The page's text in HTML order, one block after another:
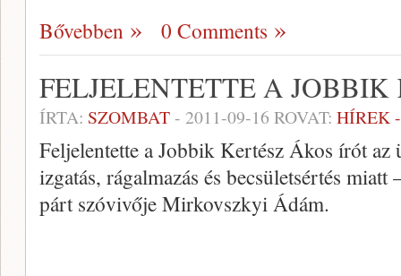
Bővebben 0 Comments
FELJELENTETTE A JOBBIK
ÍRTA: SZOMBAT- 2011-09-16 ROVAT: HÍREK
Feljelentette a Jobbik Kertész Ákos írót az
izgatás, rágalmazás és becsületsértés
párt szóvivője Mirkovszkyi Ádám.